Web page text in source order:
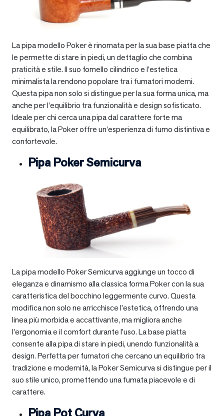
La pipa modello Poker è rinomata per la sua base piatta che
le permette di stare in piedi, un dettaglio che combina
praticità e stile. Il suo fornello cilindrico e l’estetica
minimalista la rendono popolare tra i fumatori moderni.
Questa pipa non solo si distingue per la sua forma unica, ma
anche per l’equilibrio tra funzionalità e design sofisticato.
Ideale per chi cerca una pipa dal carattere forte ma
equilibrato, la Poker offre un’esperienza di fumo distintiva e
confortevole.
Pipa Poker Semicurva
La pipa modello Poker Semicurva aggiunge un tocco di
eleganza e dinamismo alla classica forma Poker con la sua
caratteristica del bocchino leggermente curvo. Questa
modifica non solo ne arricchisce l’estetica, offrendo una
linea più morbida e accattivante, ma migliora anche
l’ergonomia e il comfort durante l’uso. La base piatta
consente alla pipa di stare in piedi, unendo funzionalità a
design. Perfetta per fumatori che cercano un equilibrio tra
tradizione e modernità, la Poker Semicurva si distingue per il
suo stile unico, promettendo una fumata piacevole e di
carattere.